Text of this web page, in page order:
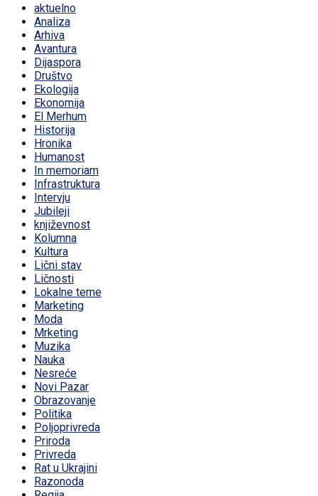
aktuelno
Analiza
Arhiva
Avantura
Dijaspora
Društvo
Ekologija
Ekonomija
El Merhum
Historija
Hronika
Humanost
In memoriam
Infrastruktura
Intervju
Jubileji
književnost
Kolumna
Kultura
Lični stav
Ličnosti
Lokalne teme
Marketing
Moda
Mrketing
Muzika
Nauka
Nesreće
Novi Pazar
Obrazovanje
Politika
Poljoprivreda
Priroda
Privreda
Rat u Ukrajini
Razonoda